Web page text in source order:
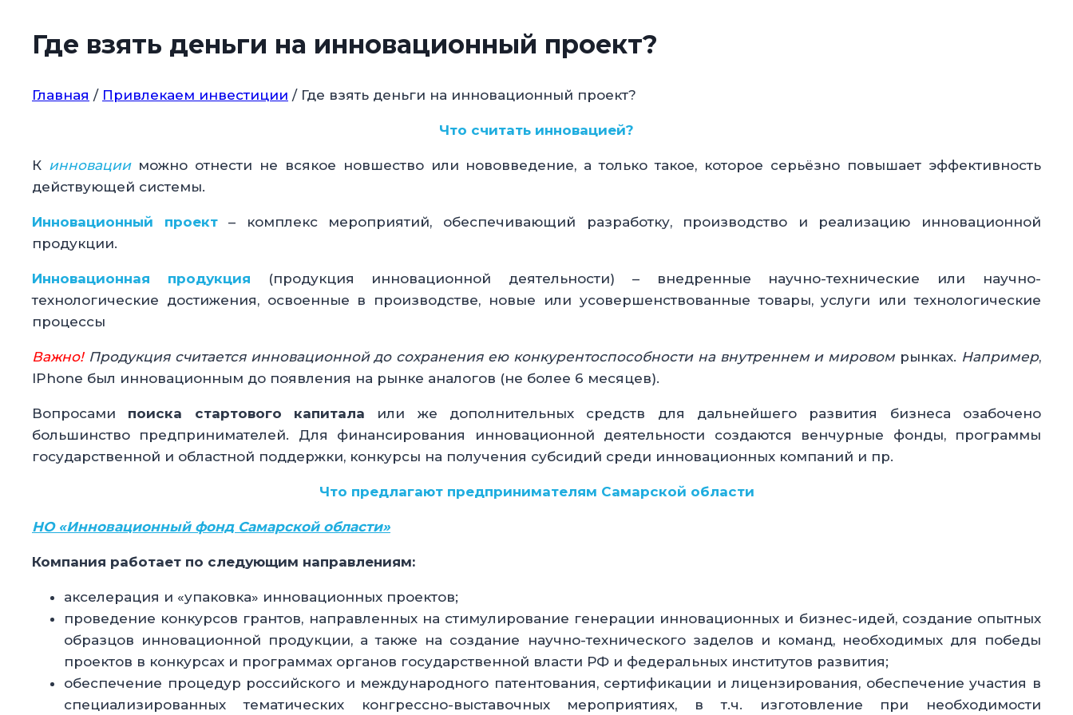
Где взять деньги на инновационный проект?
Главная / Привлекаем инвестиции / Где взять деньги на инновационный проект?
Что считать инновацией?
К инновации можно отнести не всякое новшество или нововведение, а только такое, которое серьёзно повышает эффективность
действующей системы.
Инновационный проект– комплекс мероприятий, обеспечивающий разработку, производство и реализацию инновационной
продукции.
Инновационная продукция
(продукция инновационной деятельности) – внедренные научно-технические или научно-
технологические достижения, освоенные в производстве, новые или усовершенствованные товары, услуги или технологические
процессы
Важно!Продукция считается инновационной до сохранения ею конкурентоспособности на внутреннем и мировом рынках. Например,
IPhone был инновационным до появления на рынке аналогов (не более 6 месяцев).
Вопросами поиска стартового капитала или же дополнительных средств для дальнейшего развития бизнеса озабочено
большинство предпринимателей. Для финансирования инновационной деятельности создаются венчурные фонды, программы
государственной и областной поддержки, конкурсы на получения субсидий среди инновационных компаний и пр.
Что предлагают предпринимателям Самарской области
НО «Инновационный фонд Самарской области»
Компания работает по следующим направлениям:
акселерация и «упаковка» инновационных проектов;
проведение конкурсов грантов, направленных на стимулирование генерации инновационных и бизнес-идей, создание опытных
образцов инновационной продукции, а также на создание научно-технического заделов и команд, необходимых для победы
проектов в конкурсах и программах органов государственной власти РФ и федеральных институтов развития;
обеспечение процедур российского и международного патентования, сертификации и лицензирования, обеспечение участия в
специализированных тематических конгрессно-выставочных мероприятиях, в т.ч. изготовление при необходимости